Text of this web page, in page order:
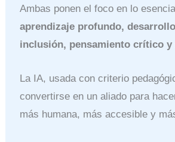
Ambas ponen el foco en lo
aprendizaje profundo,
inclusión, pensamiento crítico y
La IA, usada con criterio
convertirse en un aliado para
más humana, más accesible y